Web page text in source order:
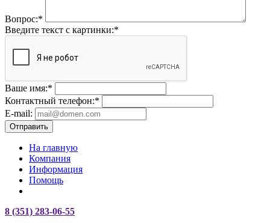
Вопрос:*
Введите текст с картинки:*
Ваше имя:*
Контактный телефон:*
E-mail:
Отправить
На главную
Компания
Информация
Помощь
8 (351) 283-06-55